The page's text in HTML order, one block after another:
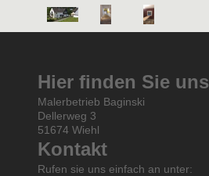
Hier finden Sie uns
Malerbetrieb Baginski
Dellerweg 3
51674 Wiehl
Kontakt
Rufen sie uns einfach an unter: